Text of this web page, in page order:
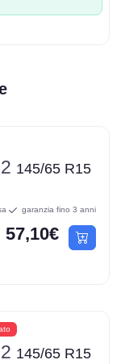
145/65 R15
garanzia fino 3 anni
57,10€
145/65 R15